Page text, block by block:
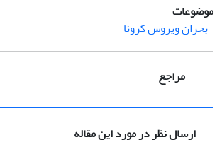
موضوعات
بحران ویروس کرونا
مراجع
ارسال نظر در مورد این مقاله